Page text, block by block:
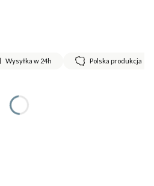
Wysyłka w 24h Polska produkcja